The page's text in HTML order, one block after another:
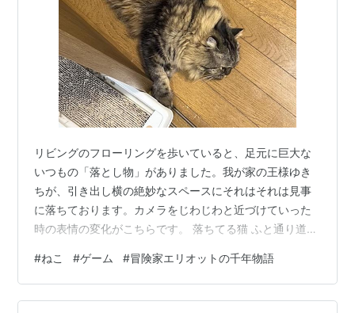
リビングのフローリングを歩いていると、足元に巨大な
いつもの「落とし物」がありました。我が家の王様ゆき
ちが、引き出し横の絶妙なスペースにそれはそれは見事
に落ちております。カメラをじわじわと近づけていった
時の表情の変化がこちらです。 落ちてる猫 ふと通り道に
に落ちています。 引き出しと爪とぎの間の狭い通路を、
その巨体でほぼ塞いでしまっています。 ひんやりしたフ
ローリングが気持ちいいのでしょうか。 気配を察知した
#ねこ #ゲーム #冒険家エリオットの千年物語